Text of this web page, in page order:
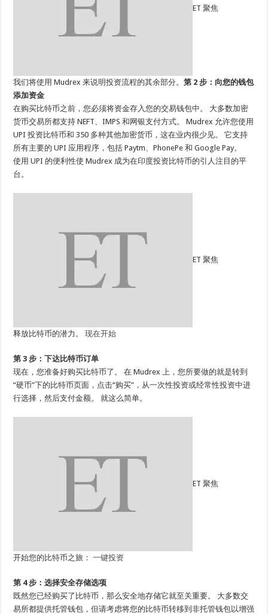
ET 聚焦
我们将使用 Mudrex 来说明投资流程的其余部分。第 2 步：向您的钱包
添加资金
在购买比特币之前，您必须将资金存入您的交易钱包中。 大多数加密
货币交易所都支持 NEFT、IMPS 和网银支付方式。 Mudrex 允许您使用
UPI 投资比特币和 350 多种其他加密货币，这在业内很少见。 它支持
所有主要的 UPI 应用程序，包括 Paytm、PhonePe 和 Google Pay。
使用 UPI 的便利性使 Mudrex 成为在印度投资比特币的引人注目的平
台。
ET 聚焦
释放比特币的潜力。现在开始
第 3 步：下达比特币订单
现在，您准备好购买比特币了。 在 Mudrex 上，您所要做的就是转到
“硬币”下的比特币页面，点击“购买”，从一次性投资或经常性投资中进
行选择，然后支付金额。 就这么简单。
ET 聚焦
开始您的比特币之旅：一键投资
第 4 步：选择安全存储选项
既然您已经购买了比特币，那么安全地存储它就至关重要。 大多数交
易所都提供托管钱包，但请考虑将您的比特币转移到非托管钱包以增强